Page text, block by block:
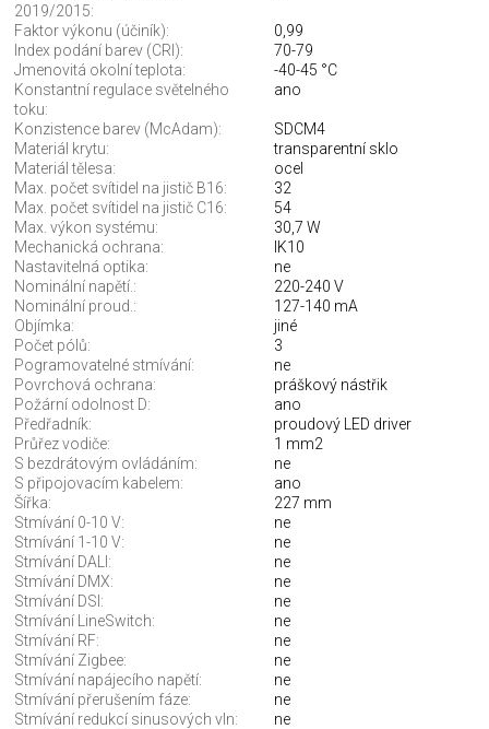
2019/2015:
Faktor výkonu (účiník):
0,99
Index podání barev (CRI):
70-79
Jmenovitá okolní teplota:
-40-45 °C
Konstantní regulace světelného
toku:
ano
Konzistence barev (McAdam):
SDCM4
Materiál krytu:
transparentní sklo
Materiál tělesa:
ocel
Max. počet svítidel na jistič B16:
32
Max. počet svítidel na jistič C16:
54
Max. výkon systému:
30,7 W
Mechanická ochrana:
IK10
Nastavitelná optika:
ne
Nominální napětí.:
220-240 V
Nominální proud.:
127-140 mA
Objímka:
jiné
Počet pólů:
3
Pogramovatelné stmívání:
ne
Povrchová ochrana:
práškový nástřik
Požární odolnost D:
ano
Předřadník:
proudový LED driver
Průřez vodiče:
1 mm2
S bezdrátovým ovládáním:
ne
S připojovacím kabelem:
ano
Šířka:
227 mm
Stmívání 0-10 V:
ne
Stmívání 1-10 V:
ne
Stmívání DALI:
ne
Stmívání DMX:
ne
Stmívání DSI:
ne
Stmívání LineSwitch:
ne
Stmívání RF:
ne
Stmívání Zigbee:
ne
Stmívání napájecího napětí:
ne
Stmívání přerušením fáze:
ne
Stmívání redukcí sinusových vln:
ne